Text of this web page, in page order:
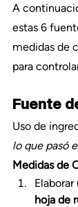
A
estas 6
medidas de
para
Fuente
Uso de
lo que pasó
Medidas de
Elaborar
hoja de